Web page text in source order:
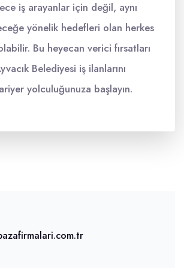
iş arayanlar için değil, aynı
yönelik hedefleri olan herkes
Bu heyecan verici fırsatları
Belediyesi iş ilanlarını
yolculuğunuza başlayın.